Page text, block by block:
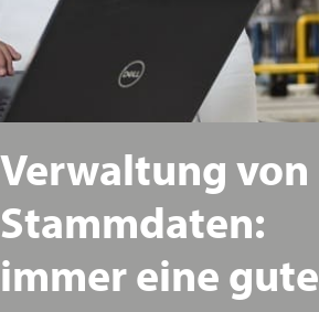
Verwaltung von
Stammdaten:
immer eine gute